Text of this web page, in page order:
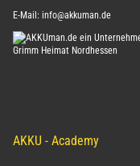
E-Mail: info@akkuman.de
AKKU - Academy